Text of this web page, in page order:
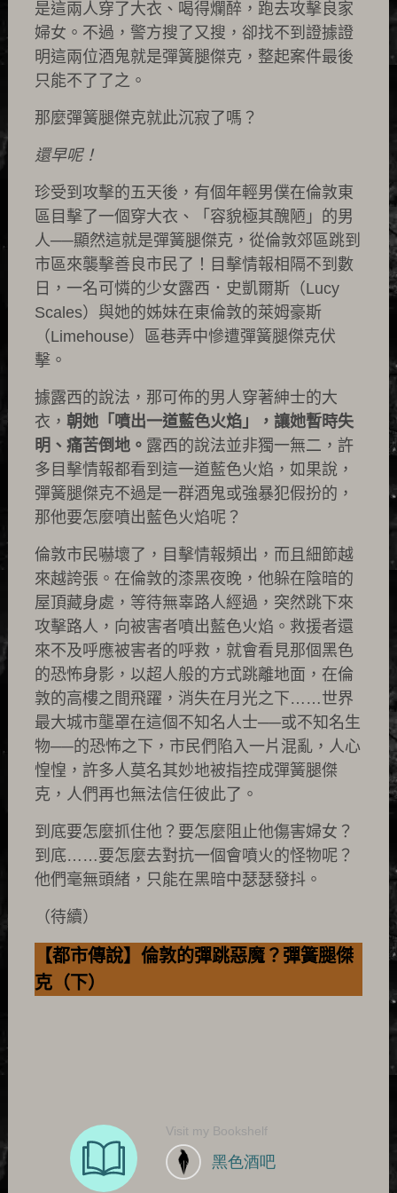
是這兩人穿了大衣、喝得爛醉，跑去攻擊良家
婦女。不過，警方搜了又搜，卻找不到證據證
明這兩位酒鬼就是彈簧腿傑克，整起案件最後
只能不了了之。
那麼彈簧腿傑克就此沉寂了嗎？
還早呢！
珍受到攻擊的五天後，有個年輕男僕在倫敦東
區目擊了一個穿大衣、「容貌極其醜陋」的男
人──顯然這就是彈簧腿傑克，從倫敦郊區跳到
市區來襲擊善良市民了！目擊情報相隔不到數
日，一名可憐的少女露西．史凱爾斯（Lucy
Scales）與她的姊妹在東倫敦的萊姆豪斯
（Limehouse）區巷弄中慘遭彈簧腿傑克伏
擊。
據露西的說法，那可佈的男人穿著紳士的大
衣， 朝她「噴出一道藍色火焰」，讓她暫時失
明、痛苦倒地。 露西的說法並非獨一無二，許
多目擊情報都看到這一道藍色火焰，如果說，
彈簧腿傑克不過是一群酒鬼或強暴犯假扮的，
那他要怎麼噴出藍色火焰呢？
倫敦市民嚇壞了，目擊情報頻出，而且細節越
來越誇張。在倫敦的漆黑夜晚，他躲在陰暗的
屋頂藏身處，等待無辜路人經過，突然跳下來
攻擊路人，向被害者噴出藍色火焰。救援者還
來不及呼應被害者的呼救，就會看見那個黑色
的恐怖身影，以超人般的方式跳離地面，在倫
敦的高樓之間飛躍，消失在月光之下……世界
最大城市壟罩在這個不知名人士──或不知名生
物──的恐怖之下，市民們陷入一片混亂，人心
惶惶，許多人莫名其妙地被指控成彈簧腿傑
克，人們再也無法信任彼此了。
到底要怎麼抓住他？要怎麼阻止他傷害婦女？
到底……要怎麼去對抗一個會噴火的怪物呢？
他們毫無頭緒，只能在黑暗中瑟瑟發抖。
（待續）
【都市傳說】倫敦的彈跳惡魔？彈簧腿傑
克（下）